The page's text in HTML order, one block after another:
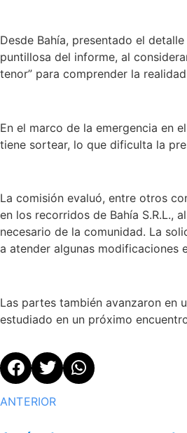
Desde Bahía, presentado el
puntillosa del informe, al
tenor” para comprender la
En el marco de la emergencia en
tiene sortear, lo que dificulta la
La comisión evaluó, entre otros
en los recorridos de Bahía S.R.L.,
necesario de la comunidad. La
a atender algunas modificaciones
Las partes también avanzaron en
estudiado en un próximo
ANTERIOR